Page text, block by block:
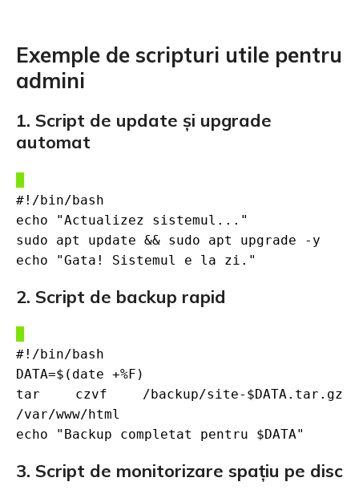
Exemple de scripturi utile pentru
admini
1. Script de update și upgrade
automat
#!/bin/bash
echo "Actualizez sistemul..."
sudo apt update && sudo apt upgrade -y
echo "Gata! Sistemul e la zi."
2. Script de backup rapid
#!/bin/bash
DATA=$(date +%F)
tar czvf /backup/site-$DATA.tar.gz
/var/www/html
echo "Backup completat pentru $DATA"
3. Script de monitorizare spațiu pe disc